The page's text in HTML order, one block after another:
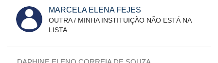
MARCELA ELENA FEJES
OUTRA / MINHA INSTITUIÇÃO NÃO ESTÁ NA
LISTA